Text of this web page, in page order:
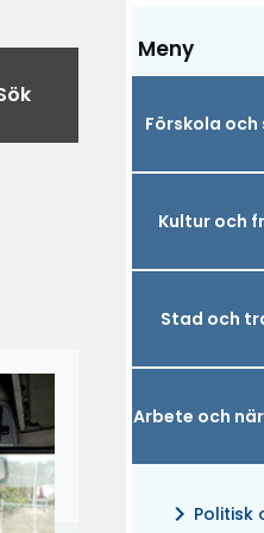
Meny
Förskola och
Kultur och
Stad och
Arbete och
chevron_right Politisk